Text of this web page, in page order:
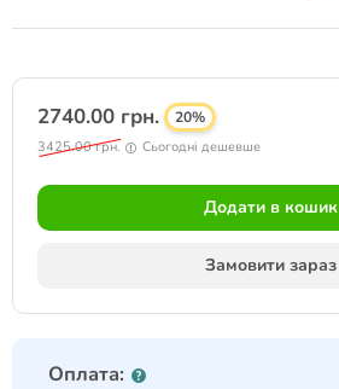
2740.00 грн. 20%
3425.00 грн. Сьогодні дешевше
Додати в кошик
Замовити зараз
Оплата: